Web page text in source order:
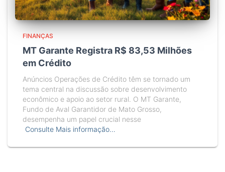
FINANÇAS
MT Garante Registra R$ 83,53 Milhões
em Crédito
Anúncios Operações de Crédito têm se tornado um
tema central na discussão sobre desenvolvimento
econômico e apoio ao setor rural. O MT Garante,
Fundo de Aval Garantidor de Mato Grosso,
desempenha um papel crucial nesse
Consulte Mais informação…